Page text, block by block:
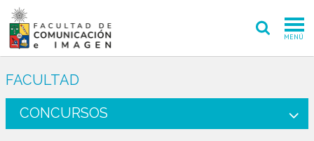
MENÚ
FACULTAD
CONCURSOS